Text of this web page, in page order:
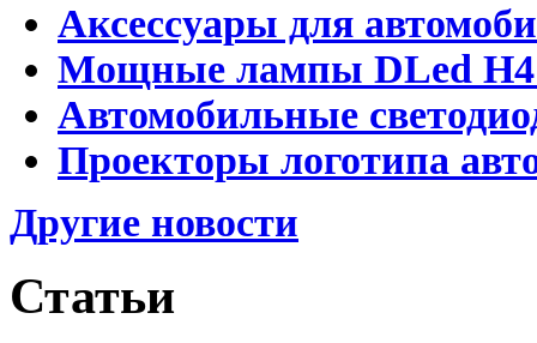
Аксессуары для
Мощные лампы DLed H4
Автомобильные
Проекторы логотипа
Другие новости
Статьи